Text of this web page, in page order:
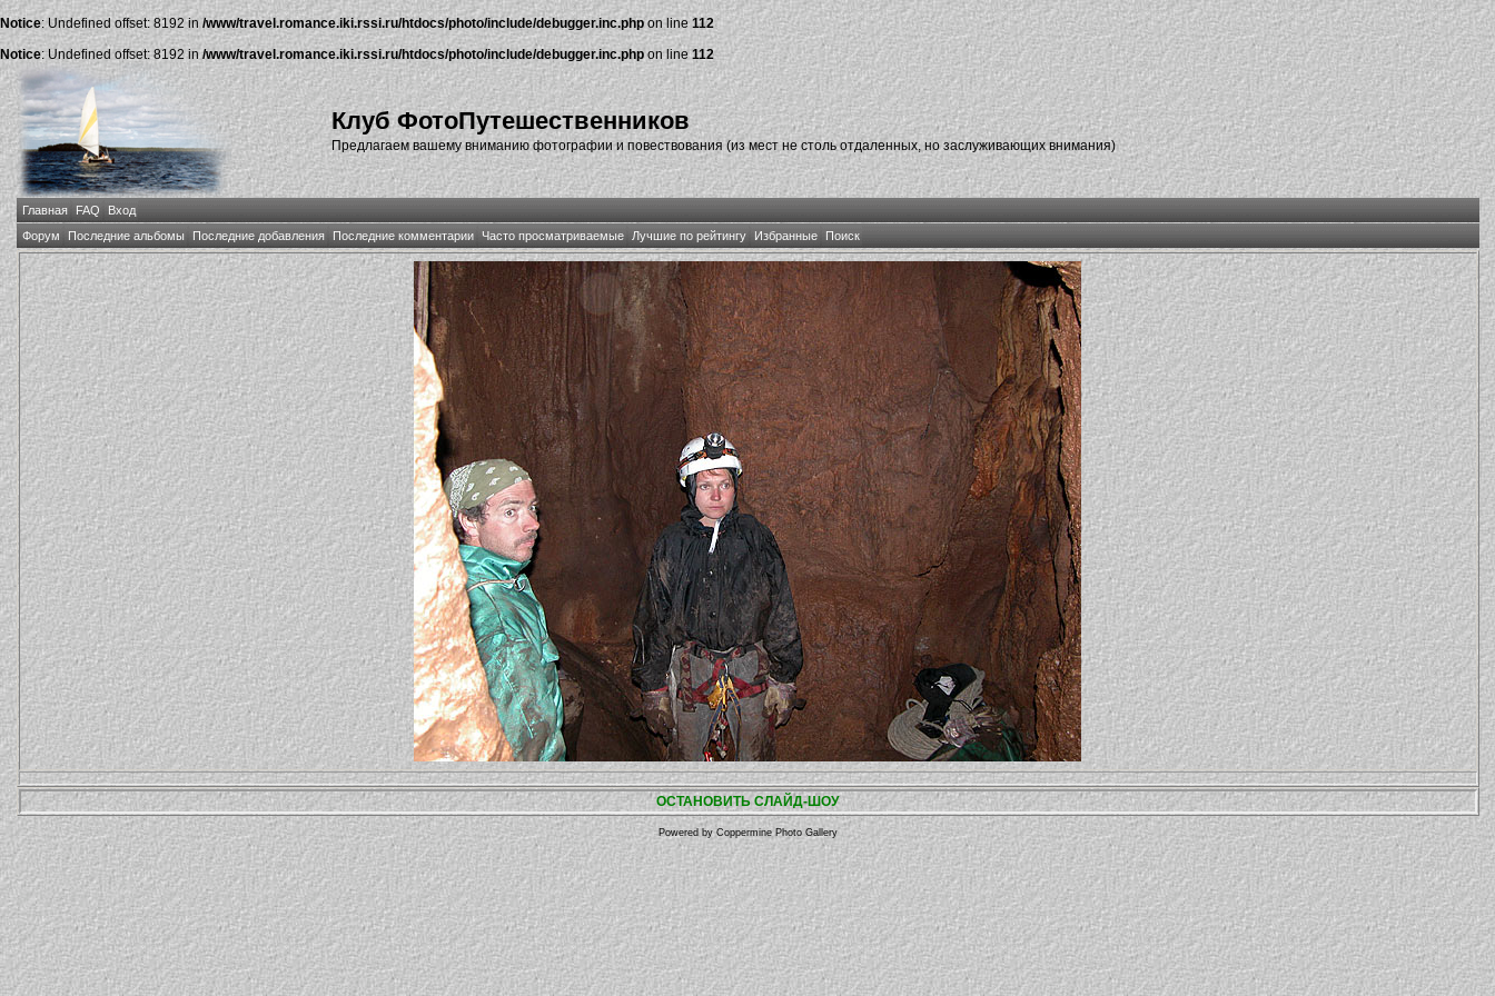
Notice: Undefined offset: 8192 in /www/travel.romance.iki.rssi.ru/htdocs/photo/include/debugger.inc.phpon line112
Notice: Undefined offset: 8192 in/www/travel.romance.iki.rssi.ru/htdocs/photo/include/debugger.inc.phpon line112
Клуб ФотоПутешественников
Предлагаем вашему вниманию фотографии и повествования (из мест не столь отдаленных, но заслуживающих внимания)
Главная FAQ
Вход
Форум
Последние альбомы Последние добавления Последние комментарии Часто просматриваемые Лучшие по рейтингу Избранные Поиск
ОСТАНОВИТЬ СЛАЙД-ШОУ
Powered byCoppermine Photo Gallery